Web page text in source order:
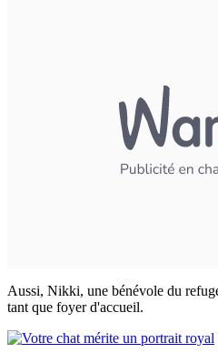
Aussi, Nikki, une bénévole du
tant que foyer d'accueil.